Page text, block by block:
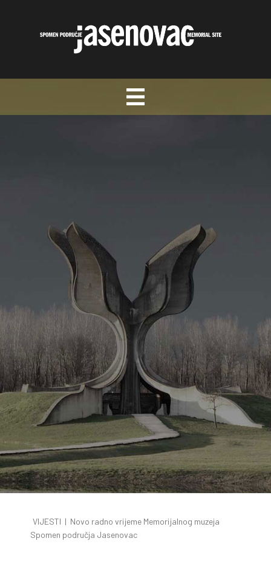
VIJESTI | Novo radno vrijeme Memorijalnog muzeja
Spomen područja Jasenovac